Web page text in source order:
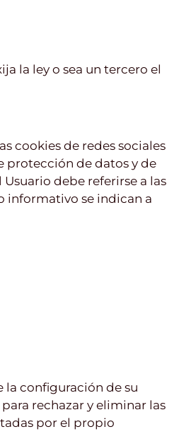
la ley o sea un tercero el
cookies de redes sociales
protección de datos y de
debe referirse a las
informativo se indican a
configuración de su
rechazar y eliminar las
por el propio